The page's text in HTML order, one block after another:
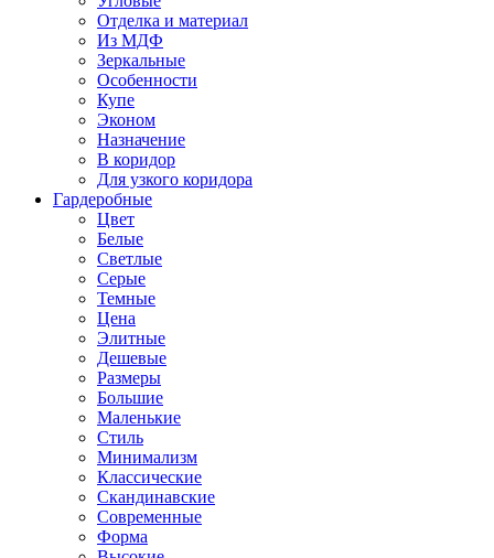
Отделка и материал
Из МДФ
Зеркальные
Особенности
Купе
Эконом
Назначение
В коридор
Для узкого коридора
Гардеробные
Цвет
Белые
Светлые
Серые
Темные
Цена
Элитные
Дешевые
Размеры
Большие
Маленькие
Стиль
Минимализм
Классические
Скандинавские
Современные
Форма